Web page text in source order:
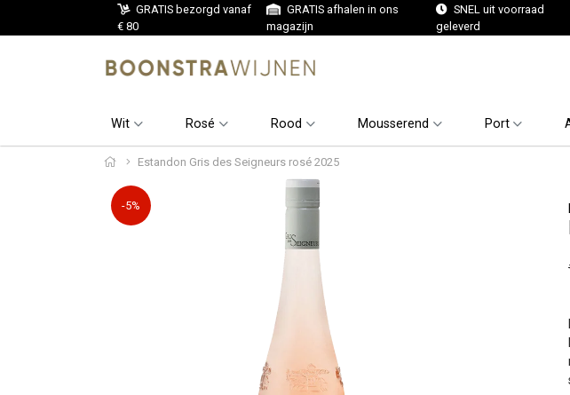
GRATIS bezorgd vanaf
€ 80
GRATIS afhalen in ons
magazijn
SNEL uit voorraad
geleverd
Wit Rosé Rood Mousserend Port
Estandon Gris des Seigneurs rosé 2025
-5%